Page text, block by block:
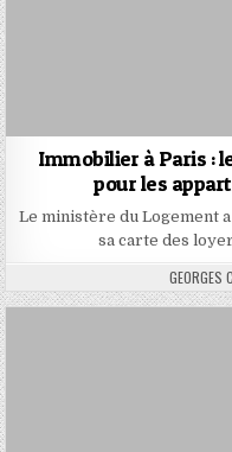
Immobilier à Paris :
pour les
Le ministère du Logement
sa carte des
AUTHOR:
GEORGES